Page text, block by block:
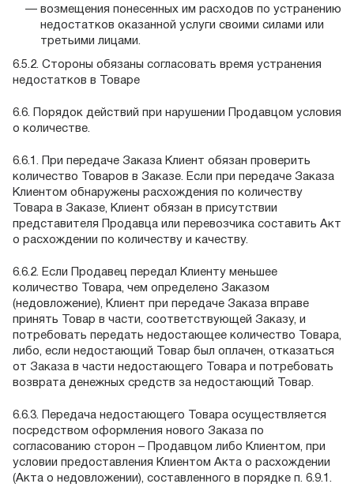
возмещения понесенных им расходов по устранению
недостатков оказанной услуги своими силами или
третьими лицами.
6.5.2. Стороны обязаны согласовать время устранения
недостатков в Товаре
6.6. Порядок действий при нарушении Продавцом условия
о количестве.
6.6.1. При передаче Заказа Клиент обязан проверить
количество Товаров в Заказе. Если при передаче Заказа
Клиентом обнаружены расхождения по количеству
Товара в Заказе, Клиент обязан в присутствии
представителя Продавца или перевозчика составить Акт
о расхождении по количеству и качеству.
6.6.2. Если Продавец передал Клиенту меньшее
количество Товара, чем определено Заказом
(недовложение), Клиент при передаче Заказа вправе
принять Товар в части, соответствующей Заказу, и
потребовать передать недостающее количество Товара,
либо, если недостающий Товар был оплачен, отказаться
от Заказа в части недостающего Товара и потребовать
возврата денежных средств за недостающий Товар.
6.6.3. Передача недостающего Товара осуществляется
посредством оформления нового Заказа по
согласованию сторон – Продавцом либо Клиентом, при
условии предоставления Клиентом Акта о расхождении
(Акта о недовложении), составленного в порядке п. 6.9.1.